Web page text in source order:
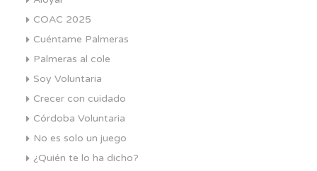
COAC 2025
Cuéntame Palmeras
Palmeras al cole
Soy Voluntaria
Crecer con cuidado
Córdoba Voluntaria
No es solo un juego
¿Quién te lo ha dicho?